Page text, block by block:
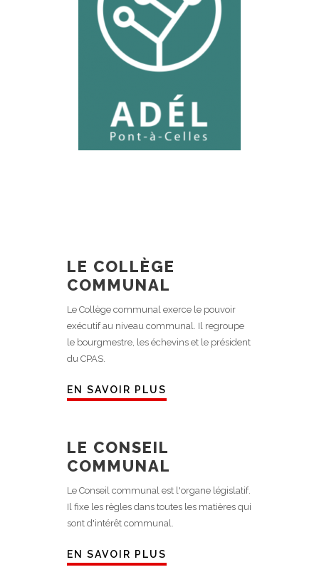
LE COLLÈGE
COMMUNAL
Le Collège communal exerce le pouvoir
exécutif au niveau communal. Il regroupe
le bourgmestre, les échevins et le président
du CPAS.
EN SAVOIR PLUS
LE CONSEIL
COMMUNAL
Le Conseil communal est l'organe législatif.
Il fixe les règles dans toutes les matières qui
sont d'intérêt communal.
EN SAVOIR PLUS